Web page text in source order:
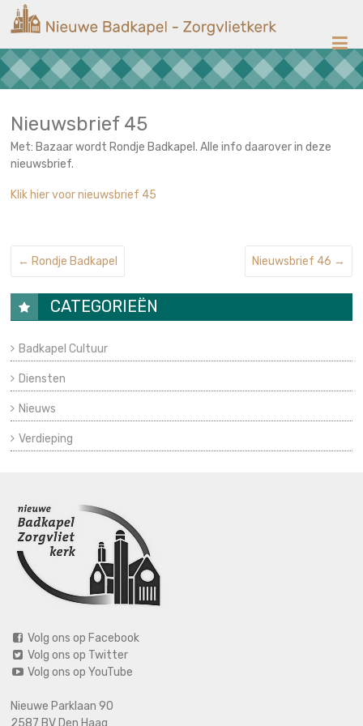
naar
inhoud
Nieuwe
Badkapel
Kerk
Nieuwsbrief 45
Met: Bazaar wordt Rondje Badkapel. Alle info daarover in deze
nieuwsbrief.
Klik hier voor nieuwsbrief 45
← Rondje Badkapel Nieuwsbrief 46 →
CATEGORIEËN
Badkapel Cultuur
Diensten
Nieuws
Verdieping
Volg ons op Facebook
Volg ons op Twitter
Volg ons op YouTube
Nieuwe Parklaan 90
2587 BV Den Haag